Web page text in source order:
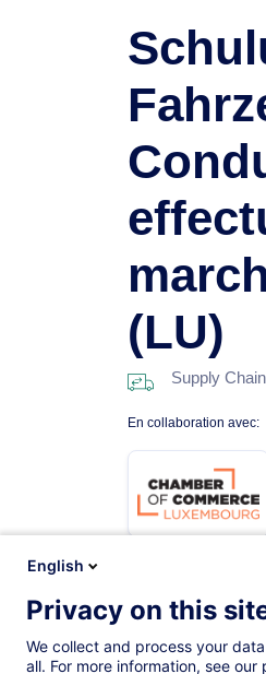
(LU)
Supply
En collaboration avec:
Description
English
Privacy on this
We collect and process your
all. For more information, see our